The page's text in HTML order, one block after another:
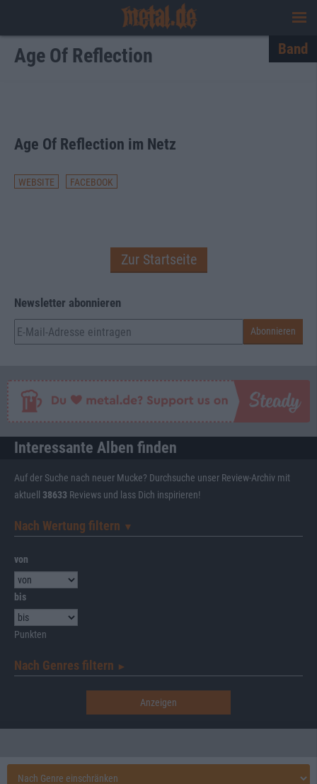
Age Of Reflection Band
Age Of Reflection im Netz
WEBSITE FACEBOOK
Zur Startseite
Newsletter abonnieren
Interessante Alben finden
Auf der Suche nach neuer Mucke? Durchsuche unser Review-Archiv mit
aktuell 38633 Reviews und lass Dich inspirieren!
Nach Wertung filtern ▼︎
von
bis
Punkten
Nach Genres filtern ►︎